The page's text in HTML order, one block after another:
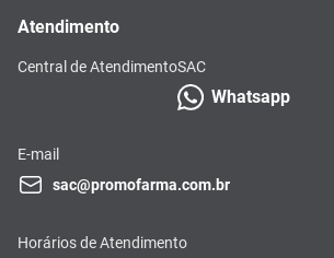
Atendimento
Central de AtendimentoSAC
Whatsapp
E-mail
sac@promofarma.com.br
Horários de Atendimento